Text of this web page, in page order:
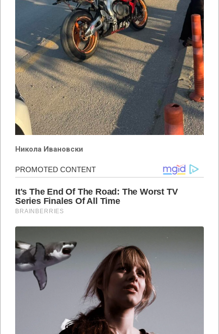
Никола Ивановски